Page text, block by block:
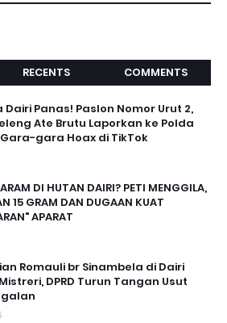
RECENTS COMMENTS
Dairi Panas! Paslon Nomor Urut 2,
Ate Brutu Laporkan ke Polda
gara Hoax di TikTok
DI HUTAN DAIRI? PETI MENGGILA,
15 GRAM DAN DUGAAN KUAT
APARAT
Romauli br Sinambela di Dairi
DPRD Turun Tangan Usut